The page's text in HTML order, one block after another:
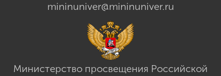
mininuniver@mininuniver.ru
Министерство просвещения Российской